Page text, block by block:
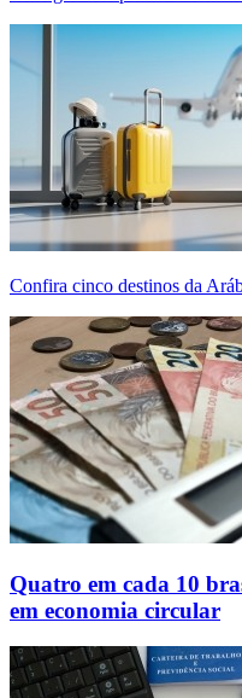
Confira cinco destinos da
Quatro em cada 10
em economia circular